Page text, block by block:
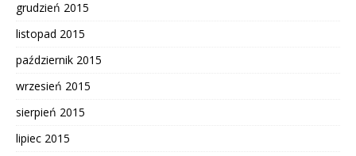
grudzień 2015
listopad 2015
październik 2015
wrzesień 2015
sierpień 2015
lipiec 2015